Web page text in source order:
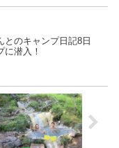
とのキャンプ日記8日
潜入！